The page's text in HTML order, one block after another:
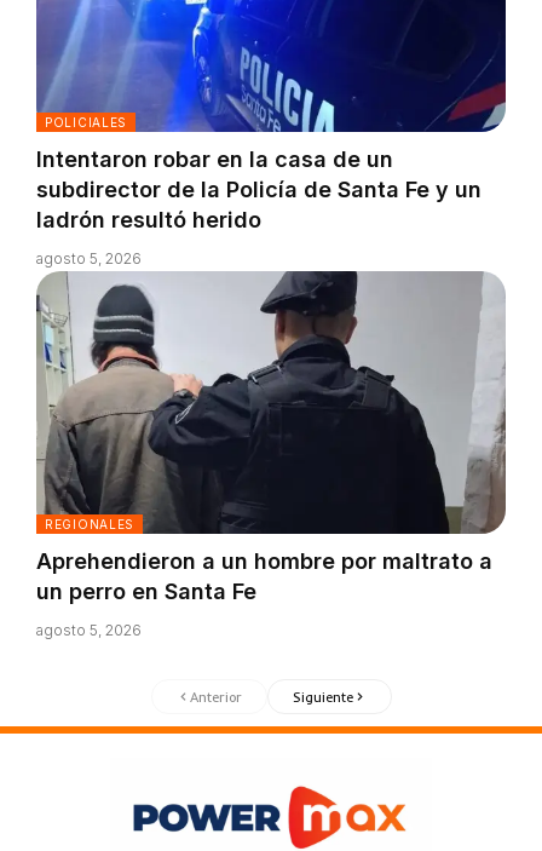
POLICIALES
Intentaron robar en la casa de un
subdirector de la Policía de Santa Fe y un
ladrón resultó herido
agosto 5, 2026
REGIONALES
Aprehendieron a un hombre por maltrato a
un perro en Santa Fe
agosto 5, 2026
Anterior Siguiente